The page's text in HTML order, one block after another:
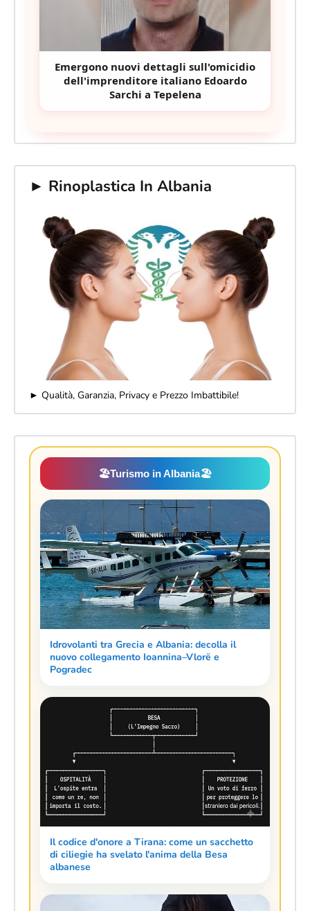
Emergono nuovi dettagli sull'omicidio
dell'imprenditore italiano Edoardo
Sarchi a Tepelena
► Rinoplastica In Albania
► Qualità, Garanzia, Privacy e Prezzo Imbattibile!
🏖️Turismo in Albania🏖️
Idrovolanti tra Grecia e Albania: decolla il
nuovo collegamento Ioannina–Vlorë e
Pogradec
Il codice d'onore a Tirana: come un sacchetto
di ciliegie ha svelato l'anima della Besa
albanese